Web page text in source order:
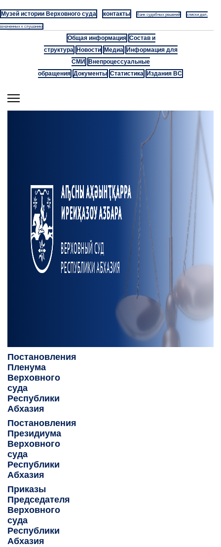
Музей истории Верховного суда контакты банк судебных решений списки дел,
к слушанию
Общая информация Состав и
структура
Новости Медиа
Информация для
СМИ
Внепроцессуальные
обращения Документы Статистика Издания ВС
Постановления
Пленума
Верховного
суда
Республики
Абхазия
Постановления
Президиума
Верховного
суда
Республики
Абхазия
Приказы
Председателя
Верховного
суда
Республики
Абхазия